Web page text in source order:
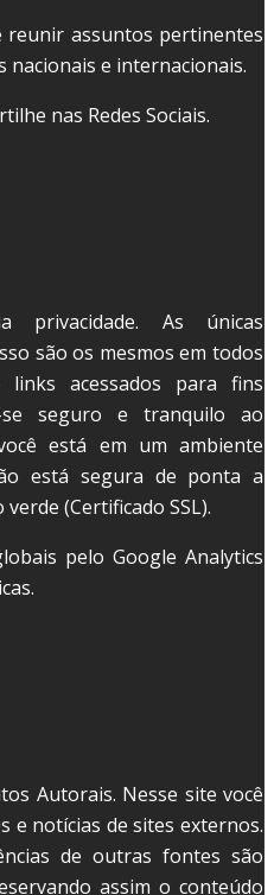
reunir assuntos pertinentes
nacionais e internacionais.
nas Redes Sociais.
privacidade. As únicas
são os mesmos em todos
acessados para fins
se seguro e tranquilo ao
está em um ambiente
está segura de ponta a
(Certificado SSL).
pelo Google Analytics
Autorais. Nesse site você
e notícias de sites externos.
de outras fontes são
assim o conteúdo